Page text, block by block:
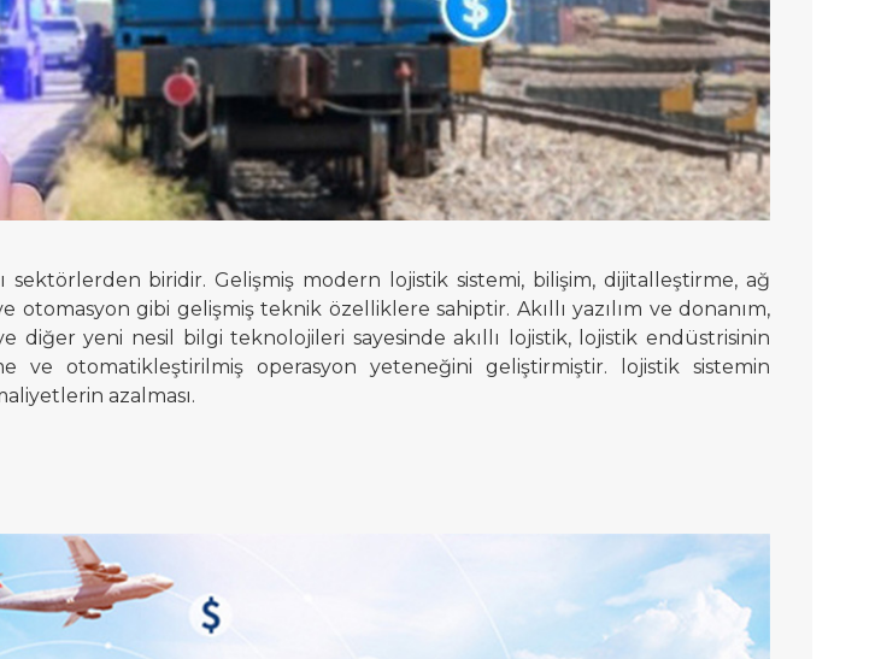
biridir. Gelişmiş modern lojistik sistemi, bilişim, dijitalleştirme, ağ
gibi gelişmiş teknik özelliklere sahiptir. Akıllı yazılım ve donanım,
diğer yeni nesil bilgi teknolojileri sayesinde akıllı lojistik, lojistik endüstrisinin
ve otomatikleştirilmiş operasyon yeteneğini geliştirmiştir. lojistik sistemin
azalması.